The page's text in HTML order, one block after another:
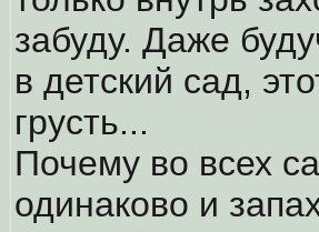
забуду. Даже
в детский сад,
грусть...
Почему во всех
одинаково и